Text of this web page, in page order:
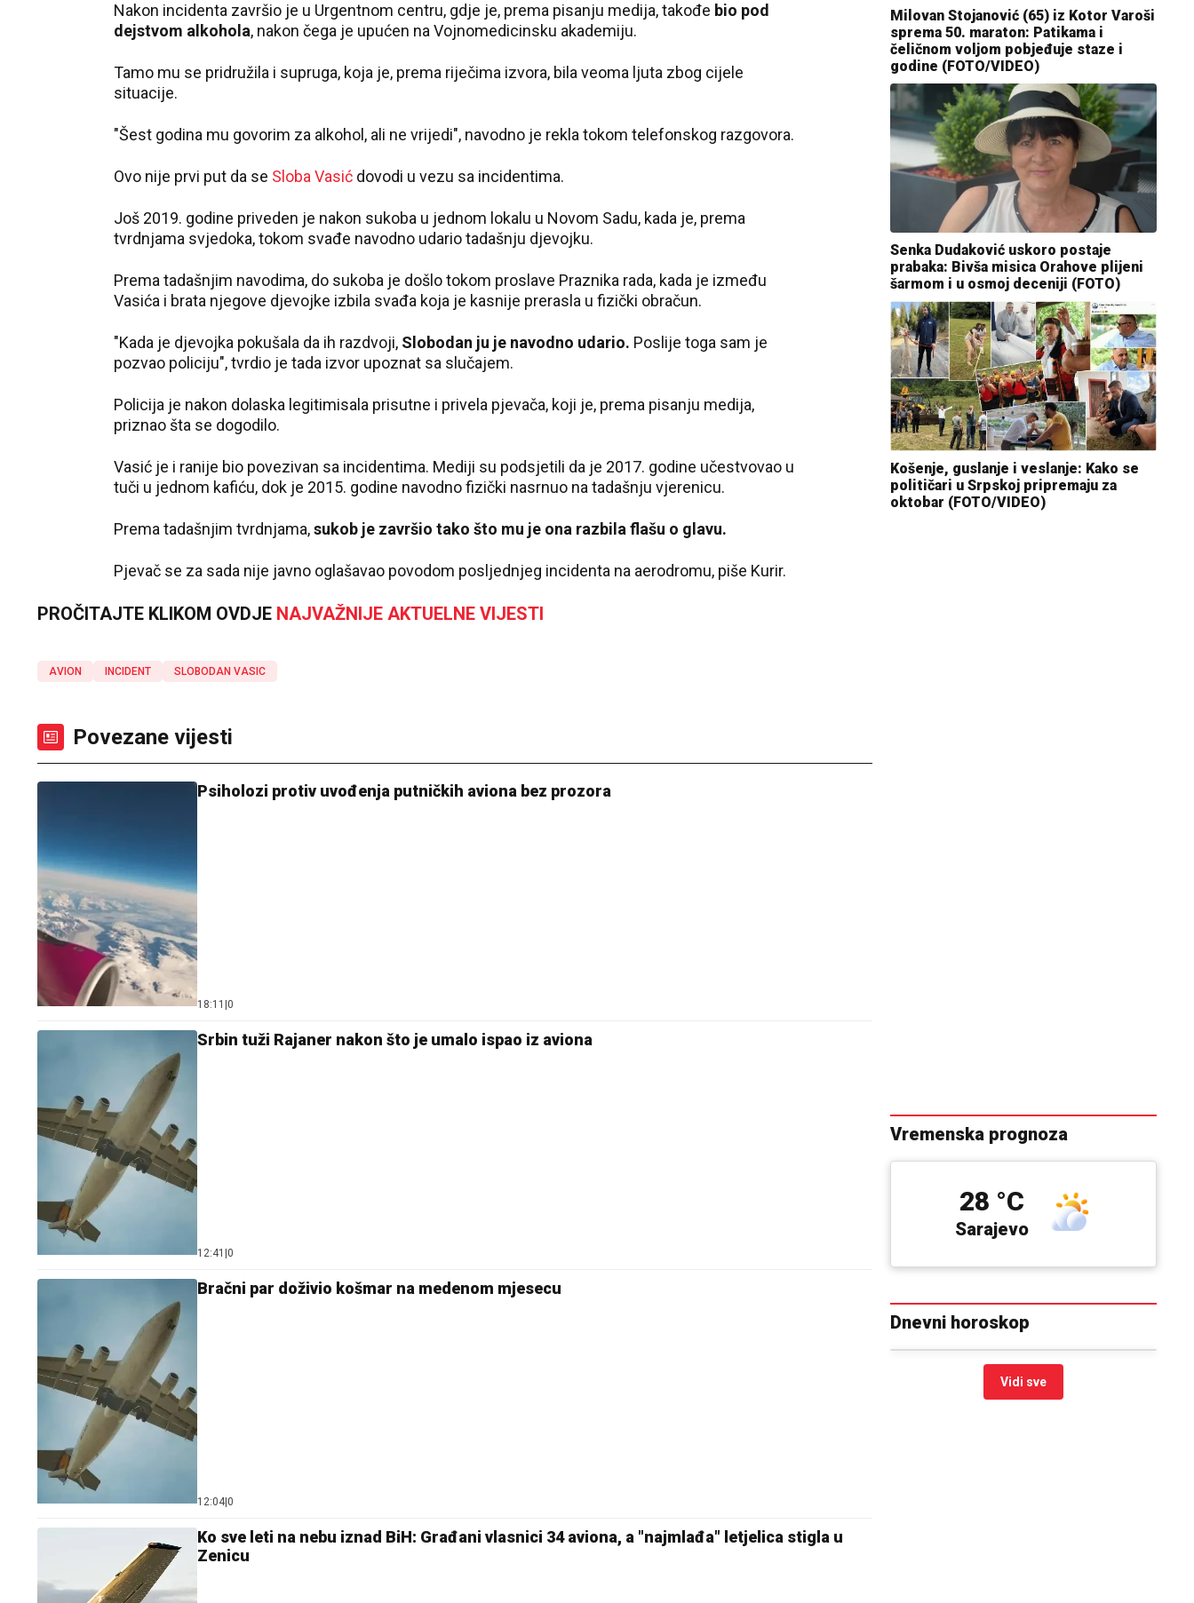
Nakon incidenta završio je u Urgentnom centru, gdje je, prema pisanju medija, takođe bio pod
dejstvom alkohola, nakon čega je upućen na Vojnomedicinsku akademiju.
Tamo mu se pridružila i supruga, koja je, prema riječima izvora, bila veoma ljuta zbog cijele
situacije.
"Šest godina mu govorim za alkohol, ali ne vrijedi", navodno je rekla tokom telefonskog razgovora.
Ovo nije prvi put da se Sloba Vasić dovodi u vezu sa incidentima.
Još 2019. godine priveden je nakon sukoba u jednom lokalu u Novom Sadu, kada je, prema
tvrdnjama svjedoka, tokom svađe navodno udario tadašnju djevojku.
Prema tadašnjim navodima, do sukoba je došlo tokom proslave Praznika rada, kada je između
Vasića i brata njegove djevojke izbila svađa koja je kasnije prerasla u fizički obračun.
"Kada je djevojka pokušala da ih razdvoji, Slobodan ju je navodno udario. Poslije toga sam je
pozvao policiju", tvrdio je tada izvor upoznat sa slučajem.
Policija je nakon dolaska legitimisala prisutne i privela pjevača, koji je, prema pisanju medija,
priznao šta se dogodilo.
Vasić je i ranije bio povezivan sa incidentima. Mediji su podsjetili da je 2017. godine učestvovao u
tuči u jednom kafiću, dok je 2015. godine navodno fizički nasrnuo na tadašnju vjerenicu.
Prema tadašnjim tvrdnjama,sukob je završio tako što mu je ona razbila flašu o glavu.
Pjevač se za sada nije javno oglašavao povodom posljednjeg incidenta na aerodromu, piše Kurir.
PROČITAJTE KLIKOM OVDJE NAJVAŽNIJE AKTUELNE VIJESTI
AVION INCIDENT SLOBODAN VASIC
Povezane vijesti
Psiholozi protiv uvođenja putničkih aviona bez prozora
18:11 0
Srbin tuži Rajaner nakon što je umalo ispao iz aviona
12:41 0
Bračni par doživio košmar na medenom mjesecu
12:04 0
Ko sve leti na nebu iznad BiH: Građani vlasnici 34 aviona, a "najmlađa" letjelica stigla u
Zenicu
Milovan Stojanović (65) iz Kotor Varoši
sprema 50. maraton: Patikama i
čeličnom voljom pobjeđuje staze i
godine (FOTO/VIDEO)
Senka Dudaković uskoro postaje
prabaka: Bivša misica Orahove plijeni
šarmom i u osmoj deceniji (FOTO)
Košenje, guslanje i veslanje: Kako se
političari u Srpskoj pripremaju za
oktobar (FOTO/VIDEO)
Vremenska prognoza
Sarajevo
28 °C
Dnevni horoskop
Vidi sve